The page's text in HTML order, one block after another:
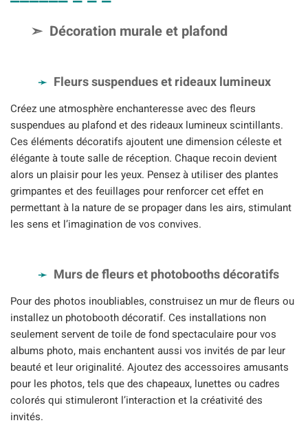
Décoration murale et plafond
Fleurs suspendues et rideaux lumineux
Créez une atmosphère enchanteresse avec des fleurs
suspendues au plafond et des rideaux lumineux scintillants.
Ces éléments décoratifs ajoutent une dimension céleste et
élégante à toute salle de réception. Chaque recoin devient
alors un plaisir pour les yeux. Pensez à utiliser des plantes
grimpantes et des feuillages pour renforcer cet effet en
permettant à la nature de se propager dans les airs, stimulant
les sens et l’imagination de vos convives.
Murs de fleurs et photobooths décoratifs
Pour des photos inoubliables, construisez un mur de fleurs ou
installez un photobooth décoratif. Ces installations non
seulement servent de toile de fond spectaculaire pour vos
albums photo, mais enchantent aussi vos invités de par leur
beauté et leur originalité. Ajoutez des accessoires amusants
pour les photos, tels que des chapeaux, lunettes ou cadres
colorés qui stimuleront l’interaction et la créativité des
invités.